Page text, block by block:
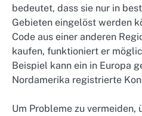
bedeutet, dass sie nur in
Gebieten eingelöst werden
Code aus einer anderen
kaufen, funktioniert er
Beispiel kann ein in Europa
Nordamerika registrierte
Um Probleme zu vermeiden,